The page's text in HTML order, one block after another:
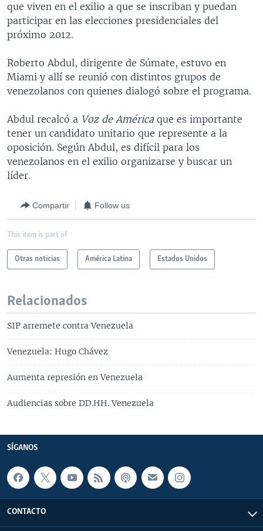
VENEZUELA
BRASIL
NICARAGUA
ECONOMÍA
ENTRETENIMIENTO Y CULTURA
TECNOLOGÍA
DEPORTES
MULTIMEDIA
VIDEOS
FOTOGRAFÍA
AUDIOS
PROGRAMAS TV
EL MUNDO AL DÍA
FORO INTERAMERICANO
LAS CLAVES
PANORAMA
RADIO
AVANCE INFORMATIVO
BUENOS DÍAS AMÉRICA
ESTADOS UNIDOS AL DÍA
EL MUNDO AL DÍA [RADIO]
DEPORTIVO INTERNACIONAL
ENTRETENIMIENTO
DIRECT
DOCUMENTALES DE LA VOA
Learning English
SÍGANOS
Idiomas
que viven en el exilio a que se inscriban y puedan
participar en las elecciones presidenciales del
próximo 2012.
Roberto Abdul, dirigente de Súmate, estuvo en
Miami y allí se reunió con distintos grupos de
venezolanos con quienes dialogó sobre el programa.
Abdul recalcó a Voz de Américaque es importante
tener un candidato unitario que represente a la
oposición. Según Abdul, es difícil para los
venezolanos en el exilio organizarse y buscar un
líder.
Compartir Follow us
This item is part of
Otras noticias América Latina Estados Unidos
Relacionados
SIP arremete contra Venezuela
Venezuela: Hugo Chávez
Aumenta represión en Venezuela
Audiencias sobre DD.HH. Venezuela
SÍGANOS
CONTACTO